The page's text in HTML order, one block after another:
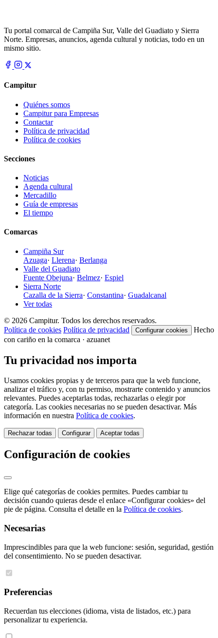
Tu portal comarcal de Campiña Sur, Valle del Guadiato y Sierra
Norte. Empresas, anuncios, agenda cultural y noticias, todo en un
mismo sitio.
Campitur
Quiénes somos
Campitur para Empresas
Contactar
Política de privacidad
Política de cookies
Secciones
Noticias
Agenda cultural
Mercadillo
Guía de empresas
El tiempo
Comarcas
Campiña Sur
Azuaga· Llerena· Berlanga
Valle del Guadiato
Fuente Obejuna· Belmez· Espiel
Sierra Norte
Cazalla de la Sierra· Constantina· Guadalcanal
Ver todas
© 2026 Campitur. Todos los derechos reservados.
Política de cookies Política de privacidad Configurar cookies
Hecho
con cariño en la comarca · azuanet
Tu privacidad nos importa
Usamos cookies propias y de terceros para que la web funcione,
analizar el tráfico y, con tu permiso, mostrarte contenido y anuncios
relevantes. Puedes aceptarlas todas, rechazarlas o elegir por
categoría. Las cookies necesarias no se pueden desactivar. Más
información en nuestra Política de cookies.
Rechazar todas Configurar Aceptar todas
Configuración de cookies
Elige qué categorías de cookies permites. Puedes cambiar tu
decisión cuando quieras desde el enlace «Configurar cookies» del
pie de página. Consulta el detalle en la Política de cookies.
Necesarias
Imprescindibles para que la web funcione: sesión, seguridad, gestión
del consentimiento. No se pueden desactivar.
Preferencias
Recuerdan tus elecciones (idioma, vista de listados, etc.) para
personalizar tu experiencia.